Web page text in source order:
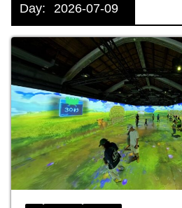
Day: 2026-07-09